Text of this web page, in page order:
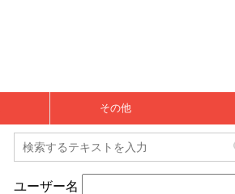
その他
ユーザー名